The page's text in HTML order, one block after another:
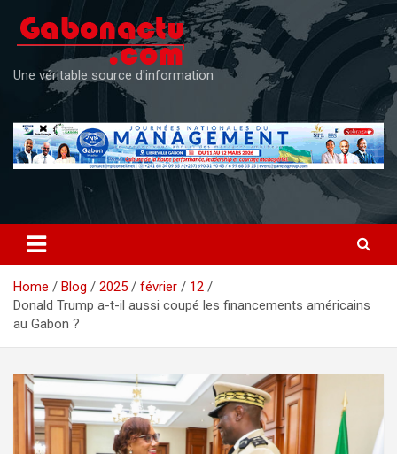
content
Une véritable source d'information
Home Blog 2025 février
12
Donald Trump a-t-il aussi coupé les financements américains
au Gabon ?